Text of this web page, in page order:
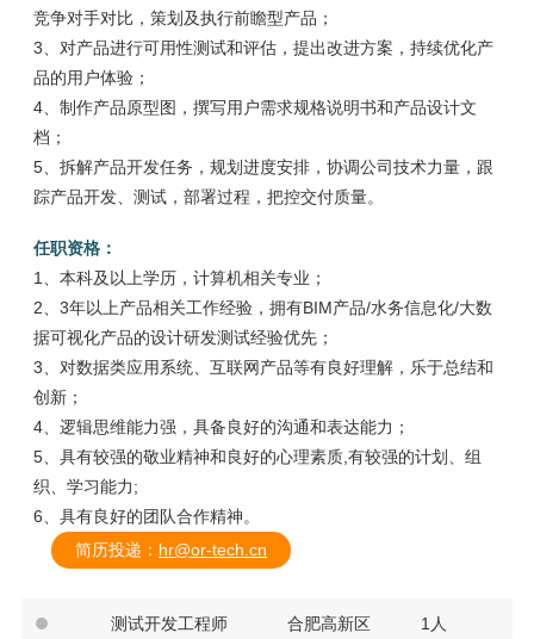
竞争对手对比，策划及执行前瞻型产品；
3、对产品进行可用性测试和评估，提出改进方案，持续优化产
品的用户体验；
4、制作产品原型图，撰写用户需求规格说明书和产品设计文
档；
5、拆解产品开发任务，规划进度安排，协调公司技术力量，跟
踪产品开发、测试，部署过程，把控交付质量。
任职资格：
1、本科及以上学历，计算机相关专业；
2、3年以上产品相关工作经验，拥有BIM产品/水务信息化/大数
据可视化产品的设计研发测试经验优先；
3、对数据类应用系统、互联网产品等有良好理解，乐于总结和
创新；
4、逻辑思维能力强，具备良好的沟通和表达能力；
5、具有较强的敬业精神和良好的心理素质,有较强的计划、组
织、学习能力;
6、具有良好的团队合作精神。
简历投递： hr@or-tech.cn
测试开发工程师 合肥高新区 1人